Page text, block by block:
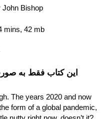
John Bishop
34 mins, 42 mb
این کتاب فقط به
The years 2020 and
in the form of a global